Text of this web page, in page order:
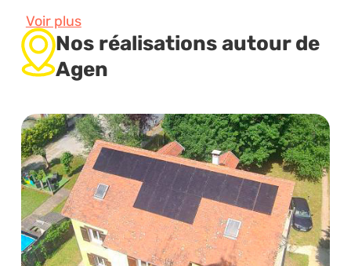
Voir plus
Nos réalisations autour de
Agen